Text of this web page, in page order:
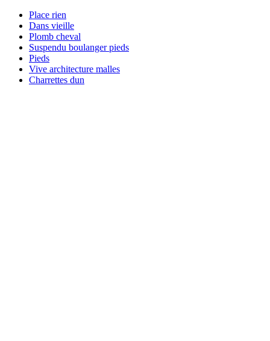
Place rien
Dans vieille
Plomb cheval
Suspendu boulanger pieds
Pieds
Vive architecture malles
Charrettes dun